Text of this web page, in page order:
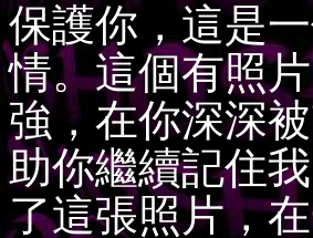
保護你，這是
情。這個有照
強，在你深深
助你繼續記住
了這張照片，